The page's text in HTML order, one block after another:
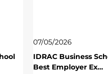
07/05/2026
IDRAC Business
Best Employer Ex…